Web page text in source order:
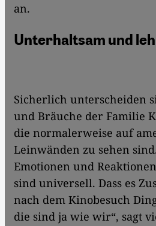
an.
Unterhaltsam und
Sicherlich unterscheiden
und Bräuche der Familie
die normalerweise auf
Leinwänden zu sehen
Emotionen und
sind universell. Dass es
nach dem Kinobesuch
die sind ja wie wir“, sagt